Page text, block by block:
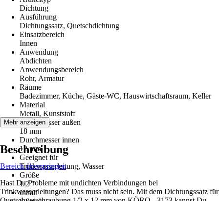
Dichtung
Ausführung
Dichtungssatz, Quetschdichtung
Einsatzbereich
Innen
Anwendung
Abdichten
Anwendungsbereich
Rohr, Armatur
Räume
Badezimmer, Küche, Gäste-WC, Hauswirtschaftsraum, Keller
Material
Metall, Kunststoff
Durchmesser außen
18 mm
Durchmesser innen
12 mm
Geeignet für
Trinkwasserleitung, Wasser
Größe
1/2 "
Inhalt
Mehr anzeigen
Beschreibung
Bereich überspringen
Hast Du Probleme mit undichten Verbindungen bei
Trinkwasserleitungen? Das muss nicht sein. Mit dem Dichtungssatz für